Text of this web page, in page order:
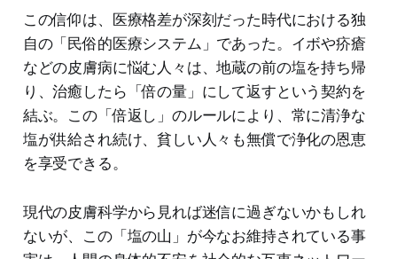
この信仰は、医療格差が深刻だった時代における独
自の「民俗的医療システム」であった。イボや疥瘡
などの皮膚病に悩む人々は、地蔵の前の塩を持ち帰
り、治癒したら「倍の量」にして返すという契約を
結ぶ。この「倍返し」のルールにより、常に清浄な
塩が供給され続け、貧しい人々も無償で浄化の恩恵
を享受できる。
現代の皮膚科学から見れば迷信に過ぎないかもしれ
ないが、この「塩の山」が今なお維持されている事